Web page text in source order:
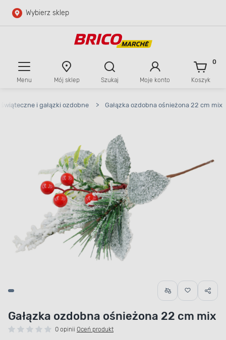
Przejdź do głównej zawartości
Wybierz sklep
Menu Mój sklep Szukaj Moje konto Koszyk
0
i gałązki ozdobne > Gałązka ozdobna ośnieżona 22 cm mix
Gałązka ozdobna ośnieżona 22 cm mix
0 opinii Oceń produkt